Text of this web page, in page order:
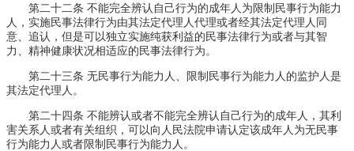
第二十二条 不能完全辨认自己行为的成年人为限制民事行为能力
人，实施民事法律行为由其法定代理人代理或者经其法定代理人同
意、追认，但是可以独立实施纯获利益的民事法律行为或者与其智
力、精神健康状况相适应的民事法律行为。
第二十三条 无民事行为能力人、限制民事行为能力人的监护人是
其法定代理人。
第二十四条 不能辨认或者不能完全辨认自己行为的成年人，其利
害关系人或者有关组织，可以向人民法院申请认定该成年人为无民事
行为能力人或者限制民事行为能力人。